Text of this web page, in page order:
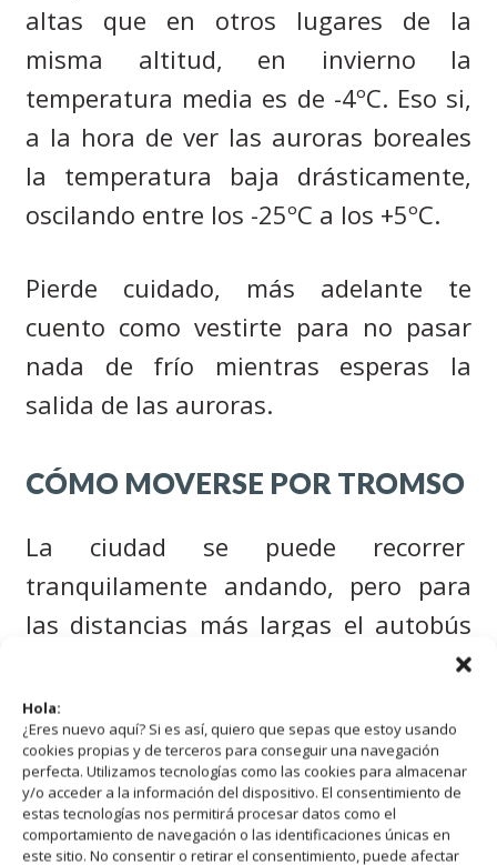
Hola:
¿Eres nuevo aquí? Si es así, quiero que sepas que estoy usando
cookies propias y de terceros para conseguir una navegación
perfecta. Utilizamos tecnologías como las cookies para almacenar
y/o acceder a la información del dispositivo. El consentimiento de
estas tecnologías nos permitirá procesar datos como el
comportamiento de navegación o las identificaciones únicas en
este sitio. No consentir o retirar el consentimiento, puede afectar
altas que en otros lugares de la
misma altitud, en invierno la
temperatura media es de -4ºC. Eso si,
a la hora de ver las auroras boreales
la temperatura baja drásticamente,
oscilando entre los -25ºC a los +5ºC.
Pierde cuidado, más adelante te
cuento como vestirte para no pasar
nada de frío mientras esperas la
salida de las auroras.
CÓMO MOVERSE POR TROMSO
La ciudad se puede recorrer
tranquilamente andando, pero para
las distancias más largas el autobús
funciona muy bien. En este
enlace
horarios.
Los billetes sencillos de bus cuestan
50 NOK, pero si los compras con